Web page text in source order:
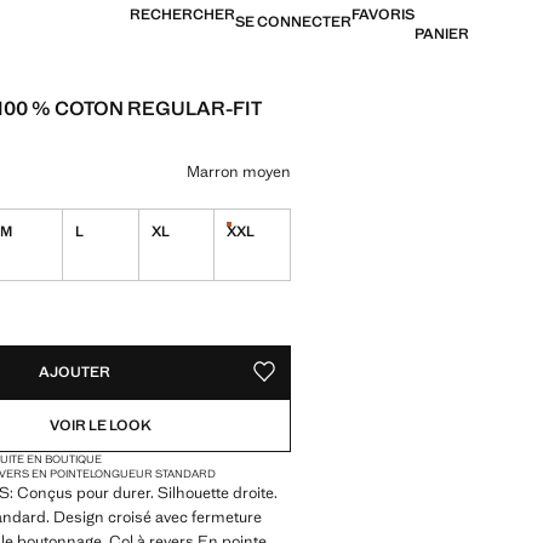
RECHERCHERSE CONNECTERFAVORIS
PANIER
% COTON REGULAR-FIT
€ ]
couleur
Marron moyen
M L XL XXL
Dernières unités !
AJOUTER AJOUTER AUX FAVORIS
VOIR LE LOOK
EN BOUTIQUE
EN POINTELONGUEUR STANDARD
Conçus pour durer. Silhouette droite.
Design croisé avec fermeture